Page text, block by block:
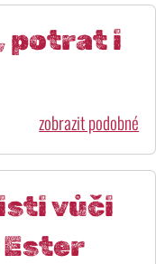
potrat i
zobrazit podobné
vůči
Ester